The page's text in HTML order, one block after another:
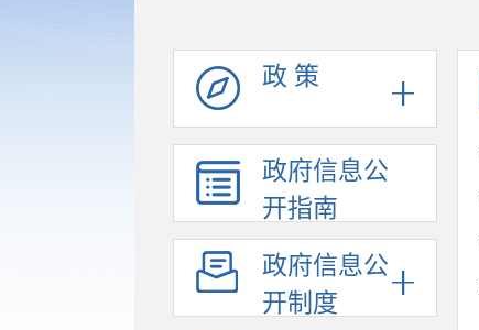
政 策
政府信息公
开指南
政府信息公
开制度